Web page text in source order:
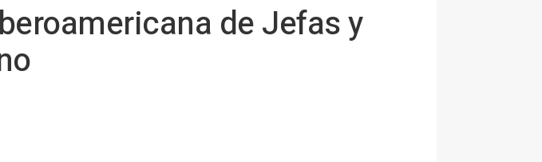
de Jefas y